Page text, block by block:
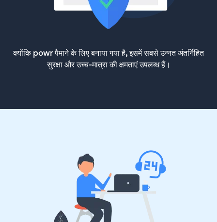
क्योंकि powr पैमाने के लिए बनाया गया है, इसमें सबसे उन्नत अंतर्निहित
सुरक्षा और उच्च-मात्रा की क्षमताएं उपलब्ध हैं।